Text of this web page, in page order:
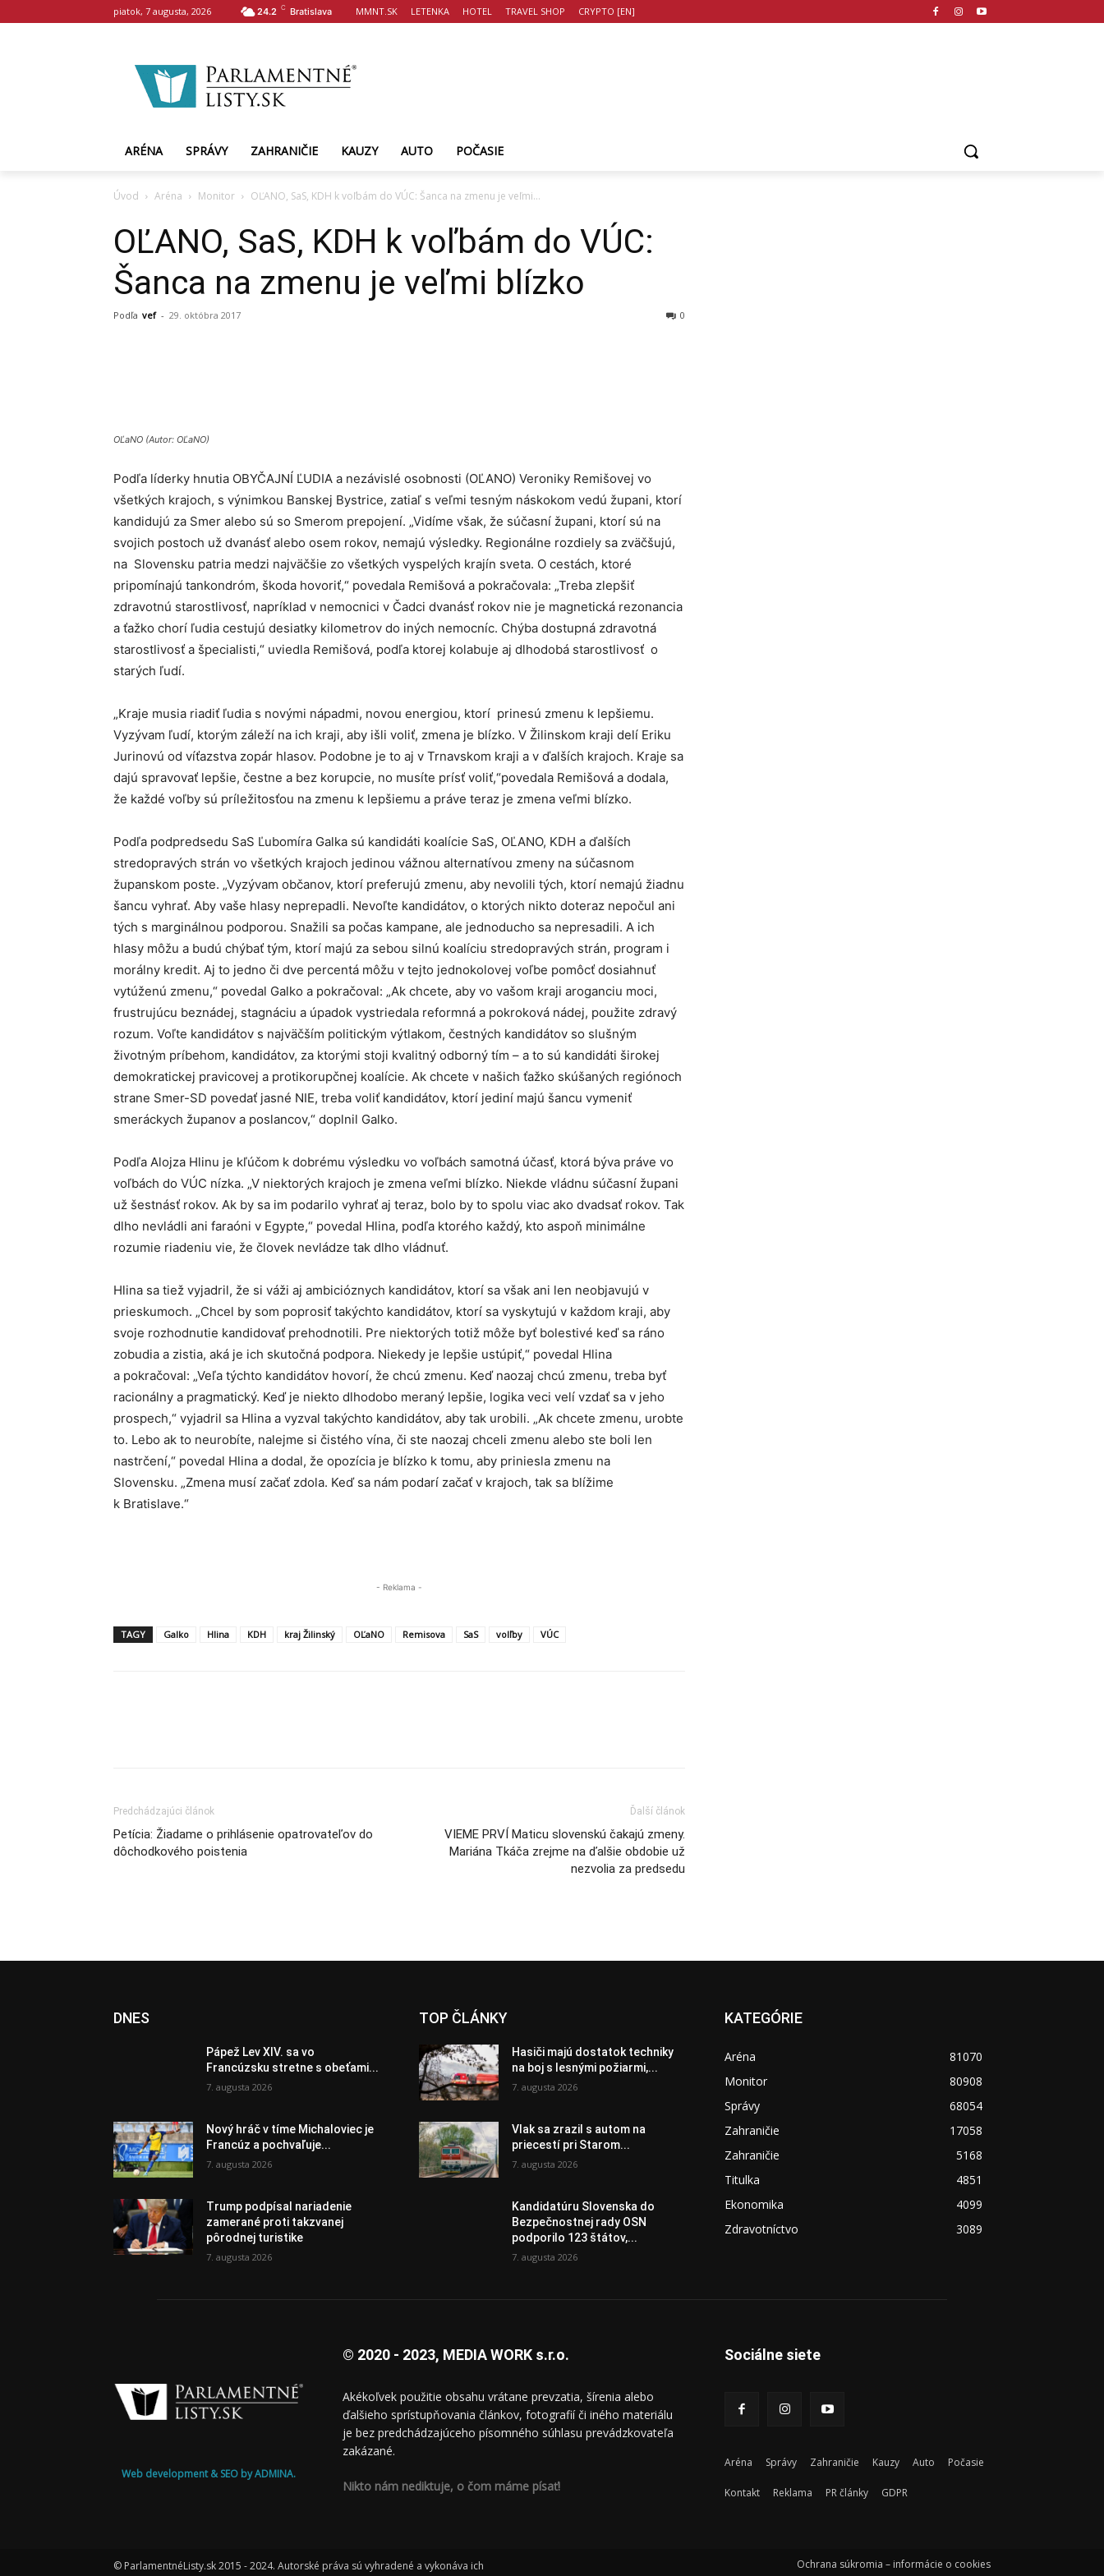
piatok, 7 augusta, 2026 24.2 C Bratislava MMNT.SK LETENKA HOTEL TRAVEL SHOP CRYPTO [EN]
ARÉNA SPRÁVY ZAHRANIČIE KAUZY AUTO POČASIE
Úvod Aréna Monitor OĽANO, SaS, KDH k voľbám do VÚC: Šanca na zmenu je veľmi...
OĽANO, SaS, KDH k voľbám do VÚC:
Šanca na zmenu je veľmi blízko
Podľa vef - 29. októbra 2017 0
OĽaNO (Autor: OĽaNO)
Podľa líderky hnutia OBYČAJNÍ ĽUDIA a nezávislé osobnosti (OĽANO) Veroniky Remišovej vo
všetkých krajoch, s výnimkou Banskej Bystrice, zatiaľ s veľmi tesným náskokom vedú župani, ktorí
kandidujú za Smer alebo sú so Smerom prepojení. „Vidíme však, že súčasní župani, ktorí sú na
svojich postoch už dvanásť alebo osem rokov, nemajú výsledky. Regionálne rozdiely sa zväčšujú,
na Slovensku patria medzi najväčšie zo všetkých vyspelých krajín sveta. O cestách, ktoré
pripomínajú tankondróm, škoda hovoriť,“ povedala Remišová a pokračovala: „Treba zlepšiť
zdravotnú starostlivosť, napríklad v nemocnici v Čadci dvanásť rokov nie je magnetická rezonancia
a ťažko chorí ľudia cestujú desiatky kilometrov do iných nemocníc. Chýba dostupná zdravotná
starostlivosť a špecialisti,“ uviedla Remišová, podľa ktorej kolabuje aj dlhodobá starostlivosť o
starých ľudí.
„Kraje musia riadiť ľudia s novými nápadmi, novou energiou, ktorí prinesú zmenu k lepšiemu.
Vyzývam ľudí, ktorým záleží na ich kraji, aby išli voliť, zmena je blízko. V Žilinskom kraji delí Eriku
Jurinovú od víťazstva zopár hlasov. Podobne je to aj v Trnavskom kraji a v ďalších krajoch. Kraje sa
dajú spravovať lepšie, čestne a bez korupcie, no musíte prísť voliť,“povedala Remišová a dodala,
že každé voľby sú príležitosťou na zmenu k lepšiemu a práve teraz je zmena veľmi blízko.
Podľa podpredsedu SaS Ľubomíra Galka sú kandidáti koalície SaS, OĽANO, KDH a ďalších
stredopravých strán vo všetkých krajoch jedinou vážnou alternatívou zmeny na súčasnom
županskom poste. „Vyzývam občanov, ktorí preferujú zmenu, aby nevolili tých, ktorí nemajú žiadnu
šancu vyhrať. Aby vaše hlasy neprepadli. Nevoľte kandidátov, o ktorých nikto doteraz nepočul ani
tých s marginálnou podporou. Snažili sa počas kampane, ale jednoducho sa nepresadili. A ich
hlasy môžu a budú chýbať tým, ktorí majú za sebou silnú koalíciu stredopravých strán, program i
morálny kredit. Aj to jedno či dve percentá môžu v tejto jednokolovej voľbe pomôcť dosiahnuť
vytúženú zmenu,“ povedal Galko a pokračoval: „Ak chcete, aby vo vašom kraji aroganciu moci,
frustrujúcu beznádej, stagnáciu a úpadok vystriedala reformná a pokroková nádej, použite zdravý
rozum. Voľte kandidátov s najväčším politickým výtlakom, čestných kandidátov so slušným
životným príbehom, kandidátov, za ktorými stoji kvalitný odborný tím – a to sú kandidáti širokej
demokratickej pravicovej a protikorupčnej koalície. Ak chcete v našich ťažko skúšaných regiónoch
strane Smer-SD povedať jasné NIE, treba voliť kandidátov, ktorí jediní majú šancu vymeniť
smeráckych županov a poslancov,“ doplnil Galko.
Podľa Alojza Hlinu je kľúčom k dobrému výsledku vo voľbách samotná účasť, ktorá býva práve vo
voľbách do VÚC nízka. „V niektorých krajoch je zmena veľmi blízko. Niekde vládnu súčasní župani
už šestnásť rokov. Ak by sa im podarilo vyhrať aj teraz, bolo by to spolu viac ako dvadsať rokov. Tak
dlho nevládli ani faraóni v Egypte,“ povedal Hlina, podľa ktorého každý, kto aspoň minimálne
rozumie riadeniu vie, že človek nevládze tak dlho vládnuť.
Hlina sa tiež vyjadril, že si váži aj ambicióznych kandidátov, ktorí sa však ani len neobjavujú v
prieskumoch. „Chcel by som poprosiť takýchto kandidátov, ktorí sa vyskytujú v každom kraji, aby
svoje rozhodnutie kandidovať prehodnotili. Pre niektorých totiž môže byť bolestivé keď sa ráno
zobudia a zistia, aká je ich skutočná podpora. Niekedy je lepšie ustúpiť,“ povedal Hlina
a pokračoval: „Veľa týchto kandidátov hovorí, že chcú zmenu. Keď naozaj chcú zmenu, treba byť
racionálny a pragmatický. Keď je niekto dlhodobo meraný lepšie, logika veci velí vzdať sa v jeho
prospech,“ vyjadril sa Hlina a vyzval takýchto kandidátov, aby tak urobili. „Ak chcete zmenu, urobte
to. Lebo ak to neurobíte, nalejme si čistého vína, či ste naozaj chceli zmenu alebo ste boli len
nastrčení,“ povedal Hlina a dodal, že opozícia je blízko k tomu, aby priniesla zmenu na
Slovensku. „Zmena musí začať zdola. Keď sa nám podarí začať v krajoch, tak sa blížime
k Bratislave.“
- Reklama -
TAGY Galko Hlina KDH kraj Žilinský OĽaNO Remisova SaS volľby VÚC
Predchádzajúci článok
Petícia: Žiadame o prihlásenie opatrovateľov do
dôchodkového poistenia
Ďalší článok
VIEME PRVÍ Maticu slovenskú čakajú zmeny.
Mariána Tkáča zrejme na ďalšie obdobie už
nezvolia za predsedu
DNES
Pápež Lev XIV. sa vo
Francúzsku stretne s obeťami...
7. augusta 2026
Nový hráč v tíme Michaloviec je
Francúz a pochvaľuje...
7. augusta 2026
Trump podpísal nariadenie
zamerané proti takzvanej
pôrodnej turistike
7. augusta 2026
TOP ČLÁNKY
Hasiči majú dostatok techniky
na boj s lesnými požiarmi,...
7. augusta 2026
Vlak sa zrazil s autom na
priecestí pri Starom...
7. augusta 2026
Kandidatúru Slovenska do
Bezpečnostnej rady OSN
podporilo 123 štátov,...
7. augusta 2026
KATEGÓRIE
Aréna
81070
Monitor
80908
Správy
68054
Zahraničie
17058
Zahraničie
5168
Titulka
4851
Ekonomika
4099
Zdravotníctvo
3089
Web development & SEO by ADMINA.
© 2020 - 2023, MEDIA WORK s.r.o.
Akékoľvek použitie obsahu vrátane prevzatia, šírenia alebo
ďalšieho sprístupňovania článkov, fotografií či iného materiálu
je bez predchádzajúceho písomného súhlasu prevádzkovateľa
zakázané.
Nikto nám nediktuje, o čom máme písať!
Sociálne siete
Aréna Správy Zahraničie Kauzy Auto Počasie
Kontakt Reklama PR články GDPR
© ParlamentnéListy.sk 2015 - 2024. Autorské práva sú vyhradené a vykonáva ich Ochrana súkromia – informácie o cookies